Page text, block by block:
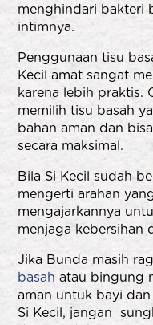
menghindari bakteri
intimnya.
Penggunaan tisu
Kecil amat sangat
karena lebih praktis.
memilih tisu basah
bahan aman dan
secara maksimal.
Bila Si Kecil sudah
mengerti arahan
mengajarkannya
menjaga kebersihan
Jika Bunda masih
basah atau bingung
aman untuk bayi
Si Kecil, jangan